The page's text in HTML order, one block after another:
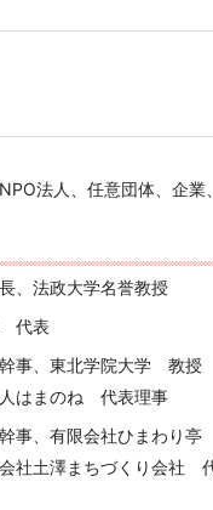
人、任意団体、企業、
、 法政大学名誉教授
代表
事、 東北学院大学 教授
はまのね 代表理事
事、 有限会社ひまわり
社土澤まちづくり会社